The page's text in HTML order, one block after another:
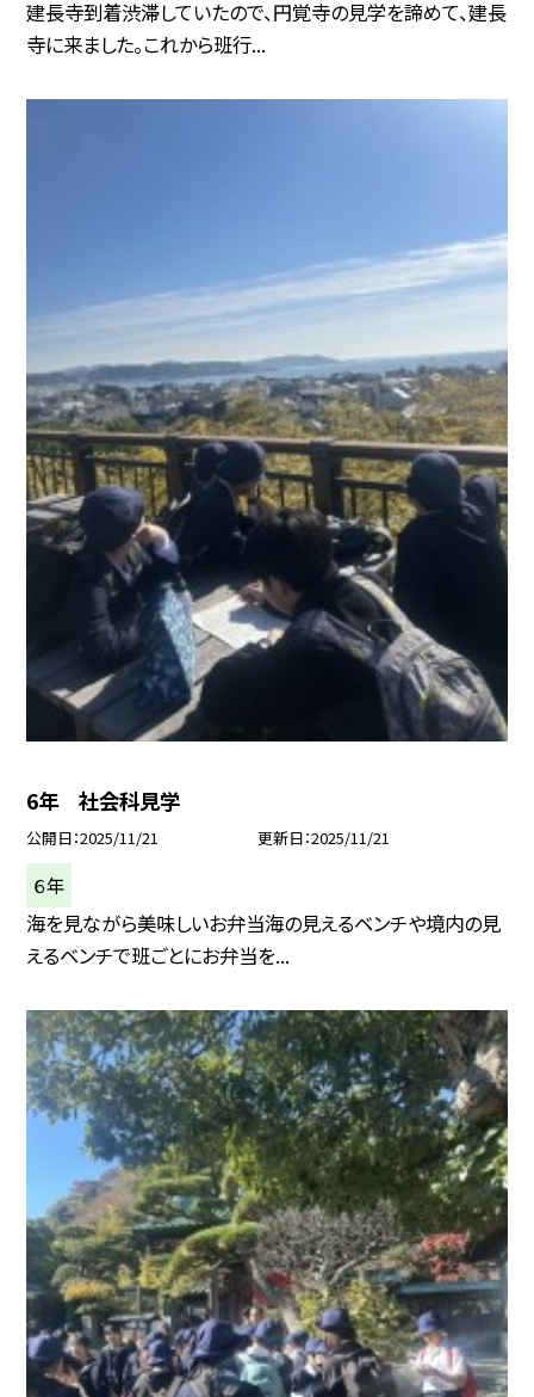
建長寺到着渋滞していたので、円覚寺の見学を諦めて、建長
寺に来ました。これから班行...
6年 社会科見学
公開日 2025/11/21 更新日 2025/11/21
６年
海を見ながら美味しいお弁当海の見えるベンチや境内の見
えるベンチで班ごとにお弁当を...